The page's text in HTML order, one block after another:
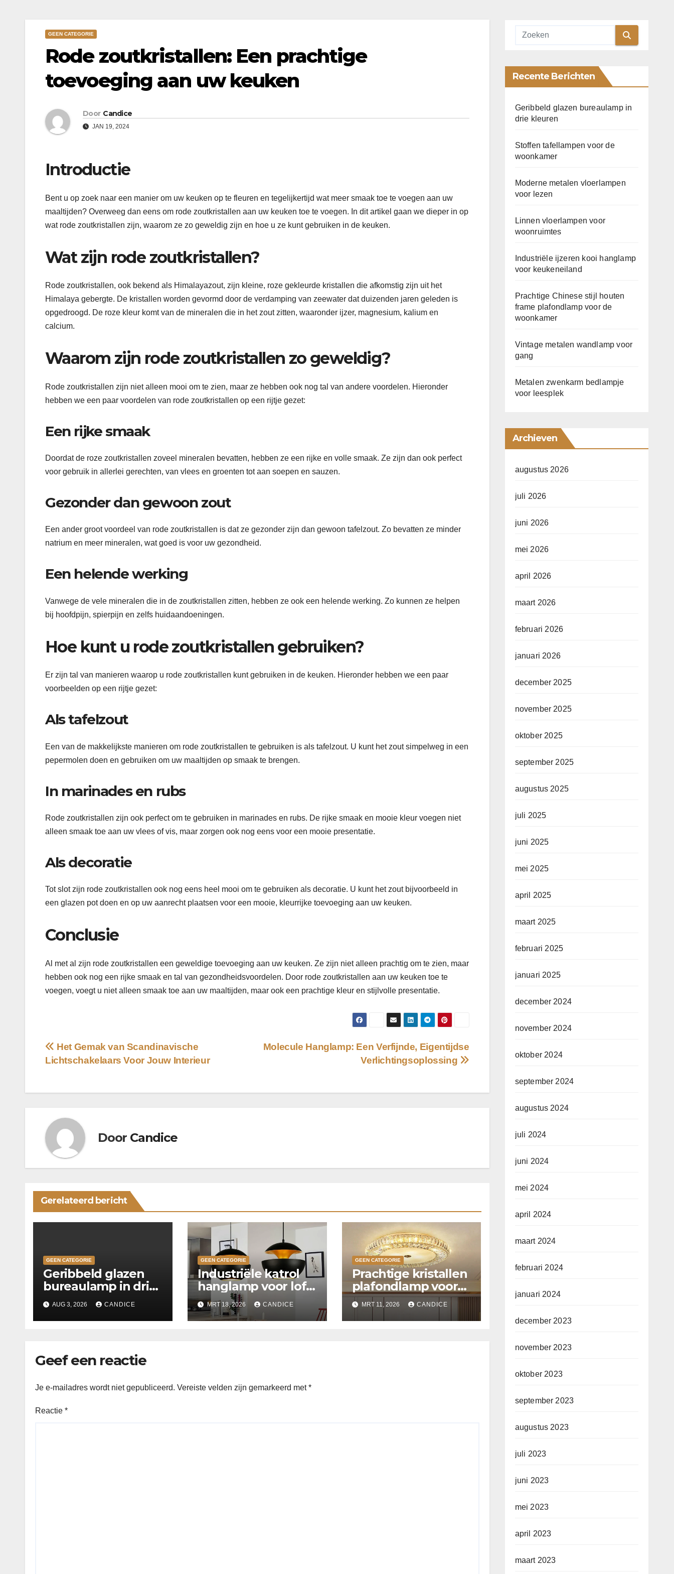
GEEN CATEGORIE
Rode zoutkristallen: Een prachtige
toevoeging aan uw keuken
Door Candice
JAN 19, 2024
Introductie
Bent u op zoek naar een manier om uw keuken op te fleuren en tegelijkertijd wat meer smaak toe te voegen aan uw
maaltijden? Overweeg dan eens om rode zoutkristallen aan uw keuken toe te voegen. In dit artikel gaan we dieper in op
wat rode zoutkristallen zijn, waarom ze zo geweldig zijn en hoe u ze kunt gebruiken in de keuken.
Wat zijn rode zoutkristallen?
Rode zoutkristallen, ook bekend als Himalayazout, zijn kleine, roze gekleurde kristallen die afkomstig zijn uit het
Himalaya gebergte. De kristallen worden gevormd door de verdamping van zeewater dat duizenden jaren geleden is
opgedroogd. De roze kleur komt van de mineralen die in het zout zitten, waaronder ijzer, magnesium, kalium en
calcium.
Waarom zijn rode zoutkristallen zo geweldig?
Rode zoutkristallen zijn niet alleen mooi om te zien, maar ze hebben ook nog tal van andere voordelen. Hieronder
hebben we een paar voordelen van rode zoutkristallen op een rijtje gezet:
Een rijke smaak
Doordat de roze zoutkristallen zoveel mineralen bevatten, hebben ze een rijke en volle smaak. Ze zijn dan ook perfect
voor gebruik in allerlei gerechten, van vlees en groenten tot aan soepen en sauzen.
Gezonder dan gewoon zout
Een ander groot voordeel van rode zoutkristallen is dat ze gezonder zijn dan gewoon tafelzout. Zo bevatten ze minder
natrium en meer mineralen, wat goed is voor uw gezondheid.
Een helende werking
Vanwege de vele mineralen die in de zoutkristallen zitten, hebben ze ook een helende werking. Zo kunnen ze helpen
bij hoofdpijn, spierpijn en zelfs huidaandoeningen.
Hoe kunt u rode zoutkristallen gebruiken?
Er zijn tal van manieren waarop u rode zoutkristallen kunt gebruiken in de keuken. Hieronder hebben we een paar
voorbeelden op een rijtje gezet:
Als tafelzout
Een van de makkelijkste manieren om rode zoutkristallen te gebruiken is als tafelzout. U kunt het zout simpelweg in een
pepermolen doen en gebruiken om uw maaltijden op smaak te brengen.
In marinades en rubs
Rode zoutkristallen zijn ook perfect om te gebruiken in marinades en rubs. De rijke smaak en mooie kleur voegen niet
alleen smaak toe aan uw vlees of vis, maar zorgen ook nog eens voor een mooie presentatie.
Als decoratie
Tot slot zijn rode zoutkristallen ook nog eens heel mooi om te gebruiken als decoratie. U kunt het zout bijvoorbeeld in
een glazen pot doen en op uw aanrecht plaatsen voor een mooie, kleurrijke toevoeging aan uw keuken.
Conclusie
Al met al zijn rode zoutkristallen een geweldige toevoeging aan uw keuken. Ze zijn niet alleen prachtig om te zien, maar
hebben ook nog een rijke smaak en tal van gezondheidsvoordelen. Door rode zoutkristallen aan uw keuken toe te
voegen, voegt u niet alleen smaak toe aan uw maaltijden, maar ook een prachtige kleur en stijlvolle presentatie.
Bericht
Molecule Hanglamp: Een Verfijnde, Eigentijdse
Verlichtingsoplossing
Het Gemak van Scandinavische
Lichtschakelaars Voor Jouw Interieur
Door Candice
Gerelateerd bericht
GEEN CATEGORIE
Geribbeld glazen
bureaulamp in drie
kleuren
AUG 3, 2026 CANDICE
GEEN CATEGORIE
Industriële katrol
hanglamp voor loft
keuken
MRT 18, 2026 CANDICE
GEEN CATEGORIE
Prachtige kristallen
plafondlamp voor
slaapkamer
MRT 11, 2026 CANDICE
Geef een reactie
Je e-mailadres wordt niet gepubliceerd. Vereiste velden zijn gemarkeerd met*
Reactie *
Recente Berichten
Geribbeld glazen bureaulamp in
drie kleuren
Stoffen tafellampen voor de
woonkamer
Moderne metalen vloerlampen
voor lezen
Linnen vloerlampen voor
woonruimtes
Industriële ijzeren kooi hanglamp
voor keukeneiland
Prachtige Chinese stijl houten
frame plafondlamp voor de
woonkamer
Vintage metalen wandlamp voor
gang
Metalen zwenkarm bedlampje
voor leesplek
Archieven
augustus 2026
juli 2026
juni 2026
mei 2026
april 2026
maart 2026
februari 2026
januari 2026
december 2025
november 2025
oktober 2025
september 2025
augustus 2025
juli 2025
juni 2025
mei 2025
april 2025
maart 2025
februari 2025
januari 2025
december 2024
november 2024
oktober 2024
september 2024
augustus 2024
juli 2024
juni 2024
mei 2024
april 2024
maart 2024
februari 2024
januari 2024
december 2023
november 2023
oktober 2023
september 2023
augustus 2023
juli 2023
juni 2023
mei 2023
april 2023
maart 2023